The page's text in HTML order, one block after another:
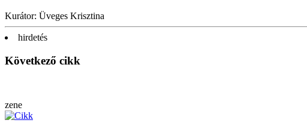
Kurátor: Üveges Krisztina
hirdetés
Következő cikk
zene